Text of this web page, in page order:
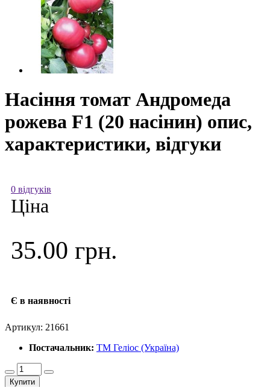
Насіння томат Андромеда
рожева F1 (20 насінин) опис,
характеристики, відгуки
0 відгуків
Ціна
35.00 грн.
Є в наявності
Артикул: 21661
Постачальник: ТМ Геліос (Україна)
Купити